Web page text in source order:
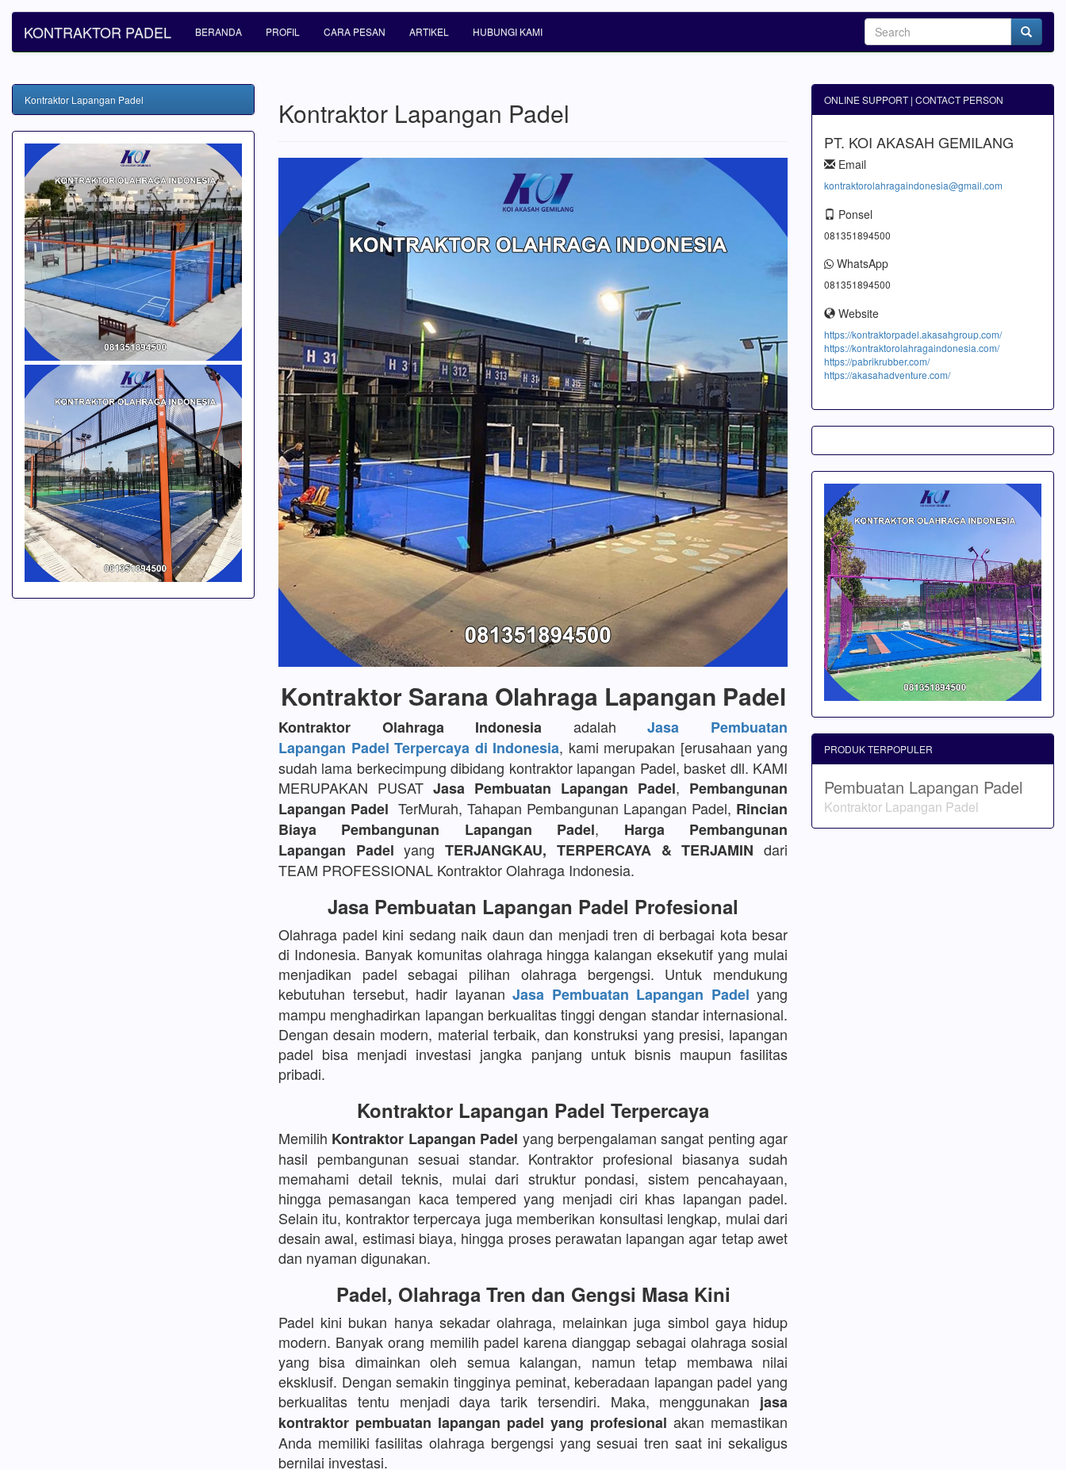
KONTRAKTOR PADEL BERANDA PROFIL CARA PESAN ARTIKEL HUBUNGI KAMI
Kontraktor Lapangan Padel
Kontraktor Sarana Olahraga Lapangan Padel
Kontraktor Olahraga Indonesia adalahJasa Pembuatan
Lapangan Padel Terpercaya di Indonesia, kami merupakan [erusahaan yang
sudah lama berkecimpung dibidang kontraktor lapangan Padel, basket dll. KAMI
MERUPAKAN PUSAT Jasa Pembuatan Lapangan Padel, Pembangunan
Lapangan Padel TerMurah, Tahapan Pembangunan Lapangan Padel, Rincian
Biaya Pembangunan Lapangan Padel, Harga Pembangunan
Lapangan Padel yangTERJANGKAU, TERPERCAYA & TERJAMIN dari
TEAM PROFESSIONAL Kontraktor Olahraga Indonesia.
Jasa Pembuatan Lapangan Padel Profesional
Olahraga padel kini sedang naik daun dan menjadi tren di berbagai kota besar
di Indonesia. Banyak komunitas olahraga hingga kalangan eksekutif yang mulai
menjadikan padel sebagai pilihan olahraga bergengsi. Untuk mendukung
kebutuhan tersebut, hadir layanan Jasa Pembuatan Lapangan Padel yang
mampu menghadirkan lapangan berkualitas tinggi dengan standar internasional.
Dengan desain modern, material terbaik, dan konstruksi yang presisi, lapangan
padel bisa menjadi investasi jangka panjang untuk bisnis maupun fasilitas
pribadi.
Kontraktor Lapangan Padel Terpercaya
Memilih Kontraktor Lapangan Padel yang berpengalaman sangat penting agar
hasil pembangunan sesuai standar. Kontraktor profesional biasanya sudah
memahami detail teknis, mulai dari struktur pondasi, sistem pencahayaan,
hingga pemasangan kaca tempered yang menjadi ciri khas lapangan padel.
Selain itu, kontraktor terpercaya juga memberikan konsultasi lengkap, mulai dari
desain awal, estimasi biaya, hingga proses perawatan lapangan agar tetap awet
dan nyaman digunakan.
Padel, Olahraga Tren dan Gengsi Masa Kini
Padel kini bukan hanya sekadar olahraga, melainkan juga simbol gaya hidup
modern. Banyak orang memilih padel karena dianggap sebagai olahraga sosial
yang bisa dimainkan oleh semua kalangan, namun tetap membawa nilai
eksklusif. Dengan semakin tingginya peminat, keberadaan lapangan padel yang
berkualitas tentu menjadi daya tarik tersendiri. Maka, menggunakan jasa
kontraktor pembuatan lapangan padel yang profesional akan memastikan
Anda memiliki fasilitas olahraga bergengsi yang sesuai tren saat ini sekaligus
bernilai investasi.
Kontraktor Lapangan Padel ONLINE SUPPORT | CONTACT PERSON
PT. KOI AKASAH GEMILANG
Email
kontraktorolahragaindonesia@gmail.com
Ponsel
081351894500
WhatsApp
081351894500
Website
https://kontraktorpadel.akasahgroup.com/
https://kontraktorolahragaindonesia.com/
https://pabrikrubber.com/
https://akasahadventure.com/
PRODUK TERPOPULER
Pembuatan Lapangan Padel
Kontraktor Lapangan Padel